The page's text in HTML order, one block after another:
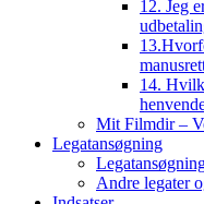
12. Jeg
14.
Mit Filmdir –
Legatansøgning
Andre legater